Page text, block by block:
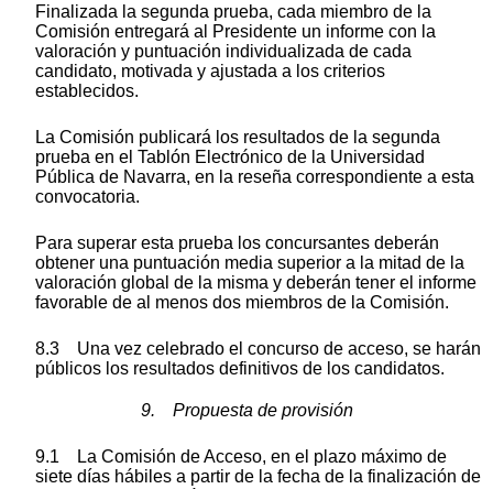
Finalizada la segunda prueba, cada miembro de la
Comisión entregará al Presidente un informe con la
valoración y puntuación individualizada de cada
candidato, motivada y ajustada a los criterios
establecidos.
La Comisión publicará los resultados de la segunda
prueba en el Tablón Electrónico de la Universidad
Pública de Navarra, en la reseña correspondiente a esta
convocatoria.
Para superar esta prueba los concursantes deberán
obtener una puntuación media superior a la mitad de la
valoración global de la misma y deberán tener el informe
favorable de al menos dos miembros de la Comisión.
8.3 Una vez celebrado el concurso de acceso, se harán
públicos los resultados definitivos de los candidatos.
9. Propuesta de provisión
9.1 La Comisión de Acceso, en el plazo máximo de
siete días hábiles a partir de la fecha de la finalización de